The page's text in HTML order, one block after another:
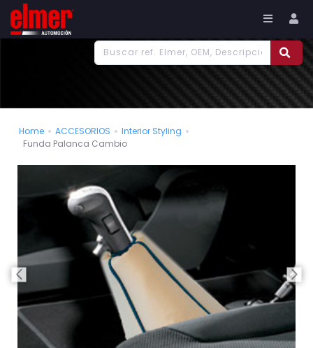
Home ACCESORIOS
Interior Styling
Funda Palanca Cambio